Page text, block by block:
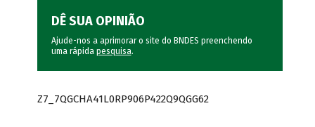
DÊ SUA OPINIÃO
Ajude-nos a aprimorar o site do BNDES preenchendo
uma rápida pesquisa.
Z7_7QGCHA41L0RP906P422Q9QGG62